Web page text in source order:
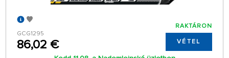
GCG1295
86,02 €
RAKTÁRON
VÉTEL